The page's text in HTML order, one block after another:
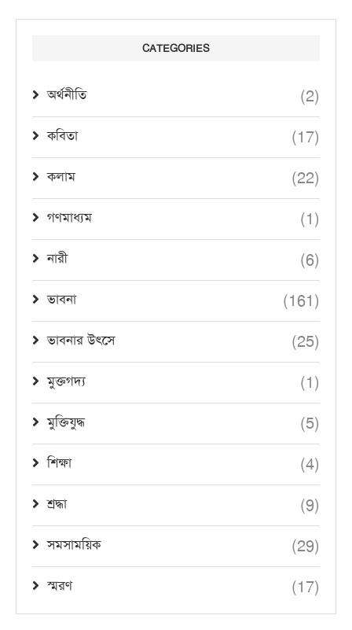
CATEGORIES
অর্থনীতি (2)
কবিতা (17)
কলাম (22)
গণমাধ্যম (1)
নারী (6)
ভাবনা (161)
ভাবনার উৎসে (25)
মুক্তগদ্য (1)
মুক্তিযুদ্ধ (5)
শিক্ষা (4)
শ্রদ্ধা (9)
সমসাময়িক (29)
স্মরণ (17)